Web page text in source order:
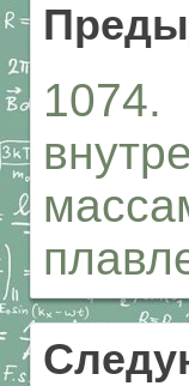
1074.